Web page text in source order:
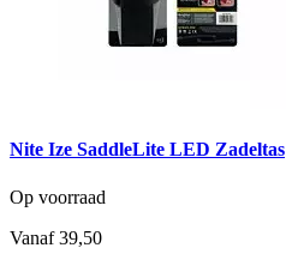
Nite Ize SaddleLite LED Zadeltas
Op voorraad
Vanaf 39,50